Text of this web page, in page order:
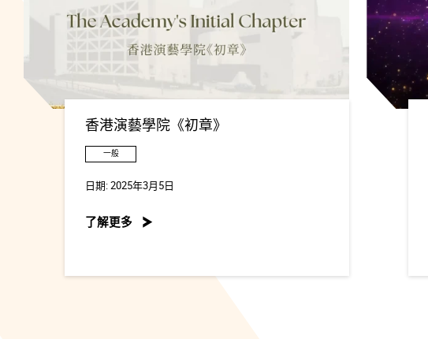
香港演藝學院《初章》
一般
日期:2025年3月5日
了解更多